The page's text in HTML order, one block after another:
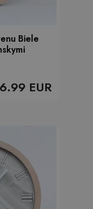
Biele
EUR